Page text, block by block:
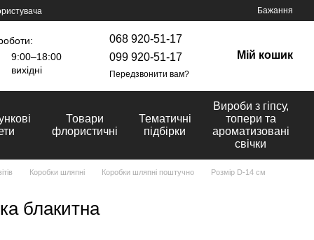
Бажання
9:00–18:00
вихідні
068 920-51-17
099 920-51-17
Передзвонити вам?
Мій кошик
Товари
флористичні
Тематичні
підбірки
Вироби з гіпсу,
топери та
ароматизовані
свічки
Коробки шляпні Коробки шляпні поштучно
Розмір D-14 cм
блакитна